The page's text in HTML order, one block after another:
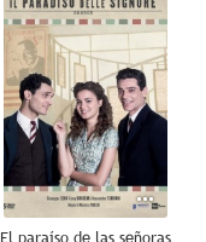
El paraíso de las señoras